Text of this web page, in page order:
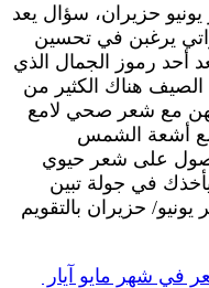
حزيران، سؤال يعد
يرغبن في تحسين
أحد رموز الجمال الذي
هناك الكثير من
مع شعر صحي لامع
أشعة الشمس
على شعر حيوي
في جولة تبين
حزيران بالتقويم
في شهر مايو آيار